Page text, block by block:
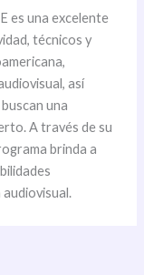
es una excelente
técnicos y
así
una
A través de su
brinda a